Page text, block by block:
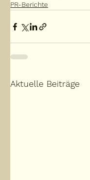
PR-Berichte
Aktuelle Beiträge